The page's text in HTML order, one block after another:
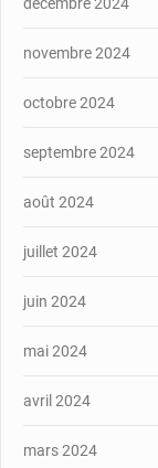
novembre 2024
octobre 2024
septembre 2024
août 2024
juillet 2024
juin 2024
mai 2024
avril 2024
mars 2024